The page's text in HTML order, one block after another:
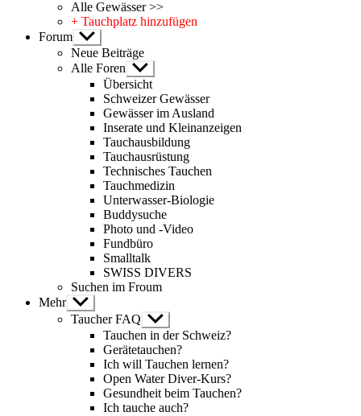
Alle Gewässer >>
+ Tauchplatz hinzufügen
Forum Untermenü
anzeigen
Neue Beiträge
Alle Foren Untermenü
anzeigen
Übersicht
Schweizer Gewässer
Gewässer im Ausland
Inserate und Kleinanzeigen
Tauchausbildung
Tauchausrüstung
Technisches Tauchen
Tauchmedizin
Unterwasser-Biologie
Buddysuche
Photo und -Video
Fundbüro
Smalltalk
SWISS DIVERS
Suchen im Froum
Mehr Untermenü
anzeigen
Taucher FAQ Untermenü
anzeigen
Tauchen in der Schweiz?
Gerätetauchen?
Ich will Tauchen lernen?
Open Water Diver-Kurs?
Gesundheit beim Tauchen?
Ich tauche auch?